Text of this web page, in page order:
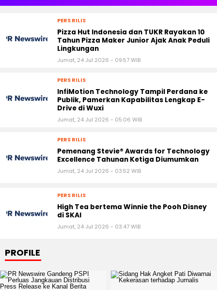
PERS RILIS
Pizza Hut Indonesia dan TUKR Rayakan 10
Tahun Pizza Maker Junior Ajak Anak Peduli
Lingkungan
Jumat, 24 Jul 2026 - 09:57 WIB
PERS RILIS
InfiMotion Technology Tampil Perdana ke
Publik, Pamerkan Kapabilitas Lengkap E-
Drive di Wuxi
Jumat, 24 Jul 2026 - 05:06 WIB
PERS RILIS
Pemenang Stevie® Awards for Technology
Excellence Tahunan Ketiga Diumumkan
Jumat, 24 Jul 2026 - 03:52 WIB
PERS RILIS
High Tea bertema Winnie the Pooh Disney
di SKAI
Jumat, 24 Jul 2026 - 03:47 WIB
PROFILE